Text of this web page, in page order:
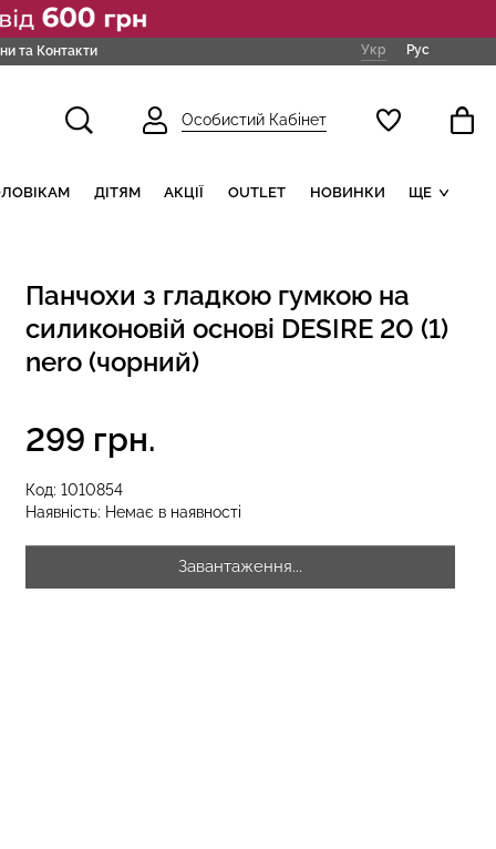
та Контакти Укр Рус
Особистий Кабінет
ДІТЯМ АКЦІЇ OUTLET НОВИНКИ ЩЕ
Панчохи з гладкою гумкою на
силиконовій основі DESIRE 20 (1)
nero (чорний)
Код: 1010854
Наявність: Немає в наявності
299 грн.
Завантаження...
з
BRASILIAN
(чорний)
Безшовні стрінги STRING